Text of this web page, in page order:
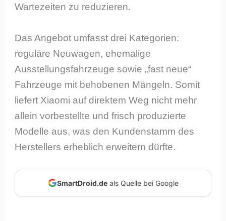
Wartezeiten zu reduzieren.
Das Angebot umfasst drei Kategorien:
reguläre Neuwagen, ehemalige
Ausstellungsfahrzeuge sowie „fast neue“
Fahrzeuge mit behobenen Mängeln. Somit
liefert Xiaomi auf direktem Weg nicht mehr
allein vorbestellte und frisch produzierte
Modelle aus, was den Kundenstamm des
Herstellers erheblich erweitern dürfte.
SmartDroid.deals Quelle bei Google